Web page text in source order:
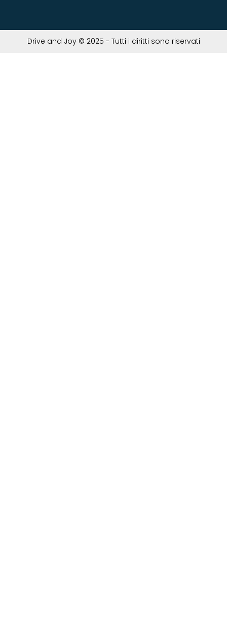
Drive and Joy © 2025 - Tutti i diritti sono riservati